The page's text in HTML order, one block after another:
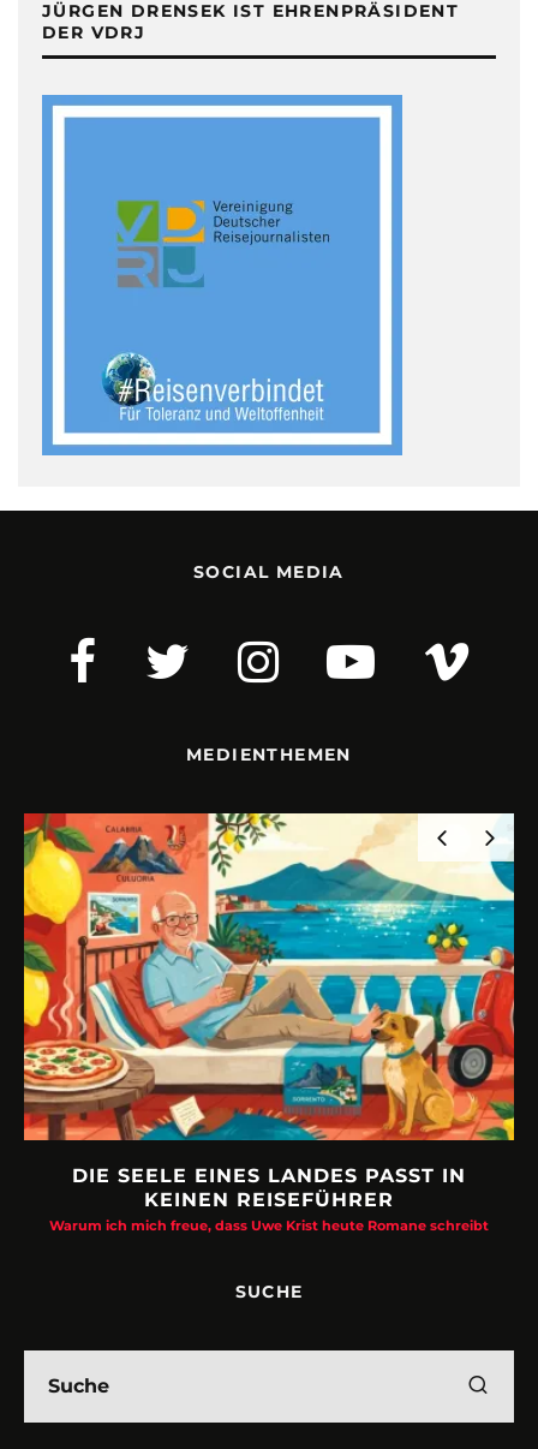
JÜRGEN DRENSEK IST EHRENPRÄSIDENT
DER VDRJ
SOCIAL MEDIA
MEDIENTHEMEN
DIE SEELE EINES LANDES PASST IN
KEINEN REISEFÜHRER
Warum ich mich freue, dass Uwe Krist heute Romane schreibt
SUCHE